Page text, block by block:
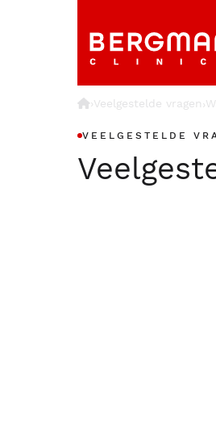
›Veelgestelde vragen›
VEELGESTELDE